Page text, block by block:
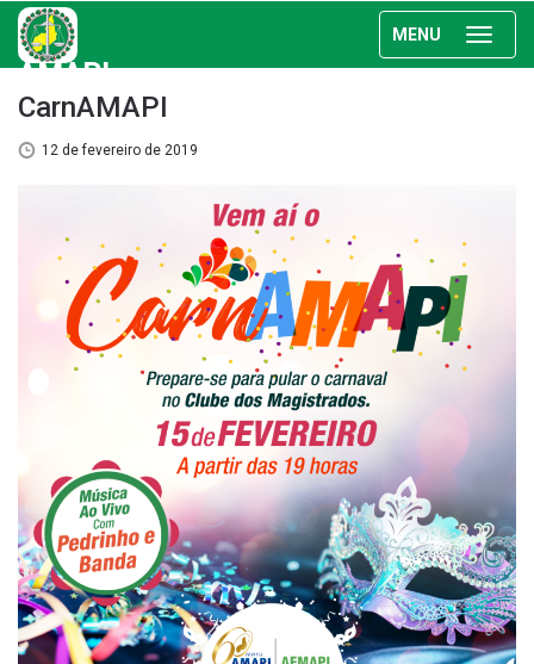
MENU
AMAPI
CarnAMAPI
12 de fevereiro de 2019